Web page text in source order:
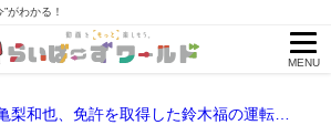
がわかる！
MENU
エモすぎる…亀梨和也、免許を取得した鈴木福の運転でドライブ！